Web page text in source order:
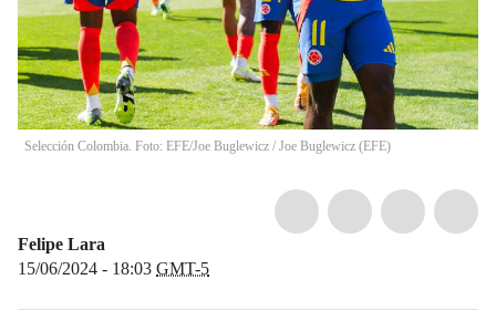
Selección Colombia. Foto: EFE/Joe Buglewicz / Joe Buglewicz (EFE)
Felipe Lara
15/06/2024 - 18:03 GMT-5